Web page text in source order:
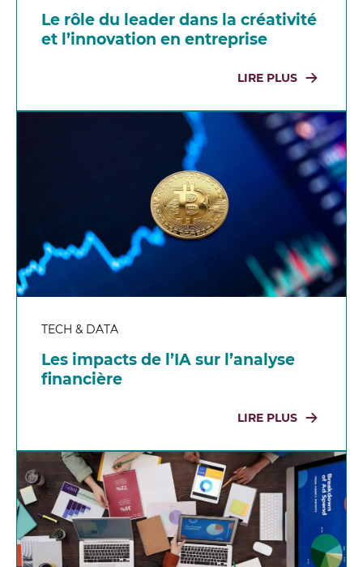
Le rôle du leader dans la créativité
et l’innovation en entreprise
LIRE PLUS
TECH & DATA
Les impacts de l’IA sur l’analyse
financière
LIRE PLUS